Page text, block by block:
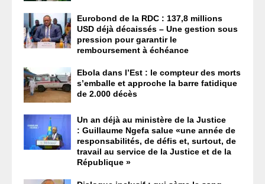
Eurobond de la RDC : 137,8 millions
USD déjà décaissés – Une gestion sous
pression pour garantir le
remboursement à échéance
Ebola dans l’Est : le compteur des morts
s’emballe et approche la barre fatidique
de 2.000 décès
Un an déjà au ministère de la Justice
: Guillaume Ngefa salue «une année de
responsabilités, de défis et, surtout, de
travail au service de la Justice et de la
République »